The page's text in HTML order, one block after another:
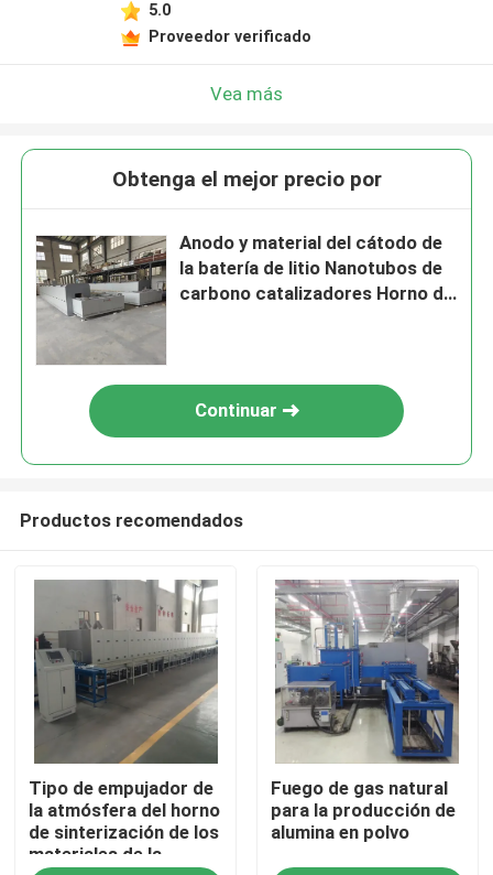
Hogar
Productos
Sobre nosotros
5.0
Proveedor verificado
Vea más
Obtenga el mejor precio por
Anodo y material del cátodo de
la batería de litio Nanotubos de
carbono catalizadores Horno de
Continuar
Productos recomendados
Tipo de empujador de
la atmósfera del horno
de sinterización de los
materiales de la
Fuego de gas natural
para la producción de
alumina en polvo